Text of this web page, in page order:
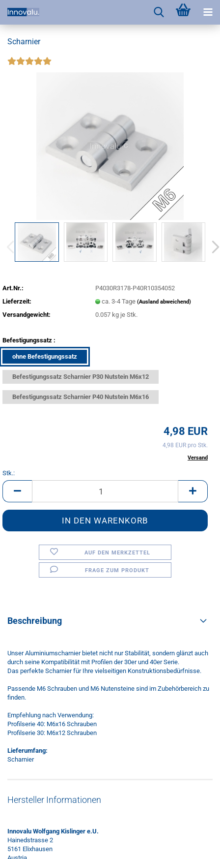
Scharnier
Art.Nr.:
P4030R3178-P40R10354052
Lieferzeit:
ca. 3-4 Tage(Ausland abweichend)
Versandgewicht: 0.057 kg je Stk.
Befestigungssatz :
ohne Befestigungssatz
Befestigungssatz Scharnier P30 Nutstein M6x12
Befestigungssatz Scharnier P40 Nutstein M6x16
4,98 EUR
4,98 EUR pro Stk.
Versand
Stk.:
Stk.
AUF DEN MERKZETTEL
FRAGE ZUM PRODUKT
Beschreibung
Unser Aluminiumscharnier bietet nicht nur Stabilität, sondern glänzt auch
durch seine Kompatibilität mit Profilen der 30er und 40er Serie.
Das perfekte Scharnier für Ihre vielseitigen Konstruktionsbedürfnisse.
Passende M6 Schrauben und M6 Nutensteine sind im Zubehörbereich zu
finden.
Empfehlung nach Verwendung:
Profilserie 40: M6x16 Schrauben
Profilserie 30: M6x12 Schrauben
Lieferumfang:
Scharnier
Hersteller Informationen
Innovalu Wolfgang Kislinger e.U.
Hainedstrasse 2
5161 Elixhausen